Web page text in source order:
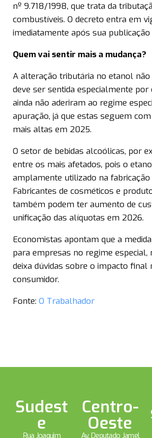
nº 9.718/1998, que trata da
combustíveis. O decreto entra em
imediatamente após sua publicação
Quem vai sentir mais a mudança?
A alteração tributária no etanol
deve ser sentida especialmente por
ainda não aderiram ao regime
apuração, já que estas seguem
mais altas em 2025.
O setor de bebidas alcoólicas, por
entre os mais afetados, pois o
amplamente utilizado na fabricação
Fabricantes de cosméticos e
também podem ter aumento de
unificação das alíquotas em 2026.
Economistas apontam que a
para empresas no regime especial,
deixa dúvidas sobre o impacto final
consumidor.
Fonte: O Trabalhador
Sudest
e
Rua Joaquim
Centro-
Oeste
Av. Deputado Jamel